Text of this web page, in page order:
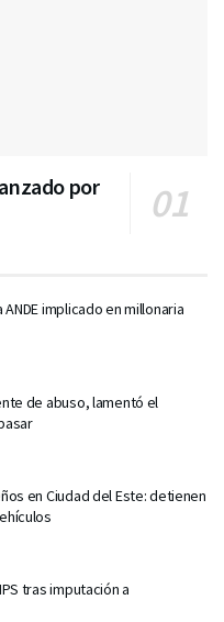
por
implicado en millonaria
de abuso, lamentó el
en Ciudad del Este: detienen
tras imputación a